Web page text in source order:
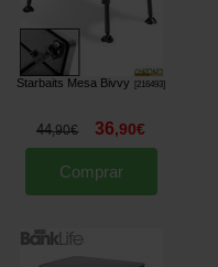
Starbaits Mesa Bivvy [216493]
44,90€ 36,90€
Comprar